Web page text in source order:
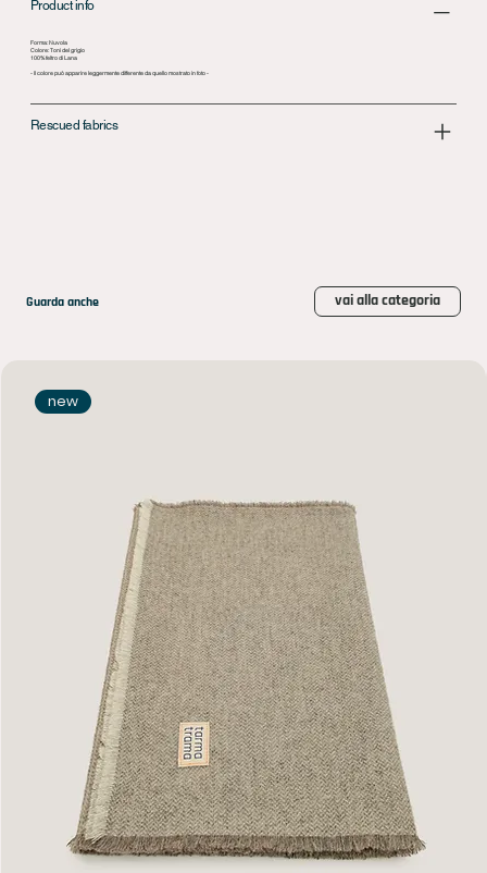
Product info
Forma: Nuvola
Colore: Toni del grigio
100% feltro di Lana
- Il colore può apparire leggermente differente da quello mostrato in foto -
Rescued fabrics
Guarda anche vai alla categoria
new